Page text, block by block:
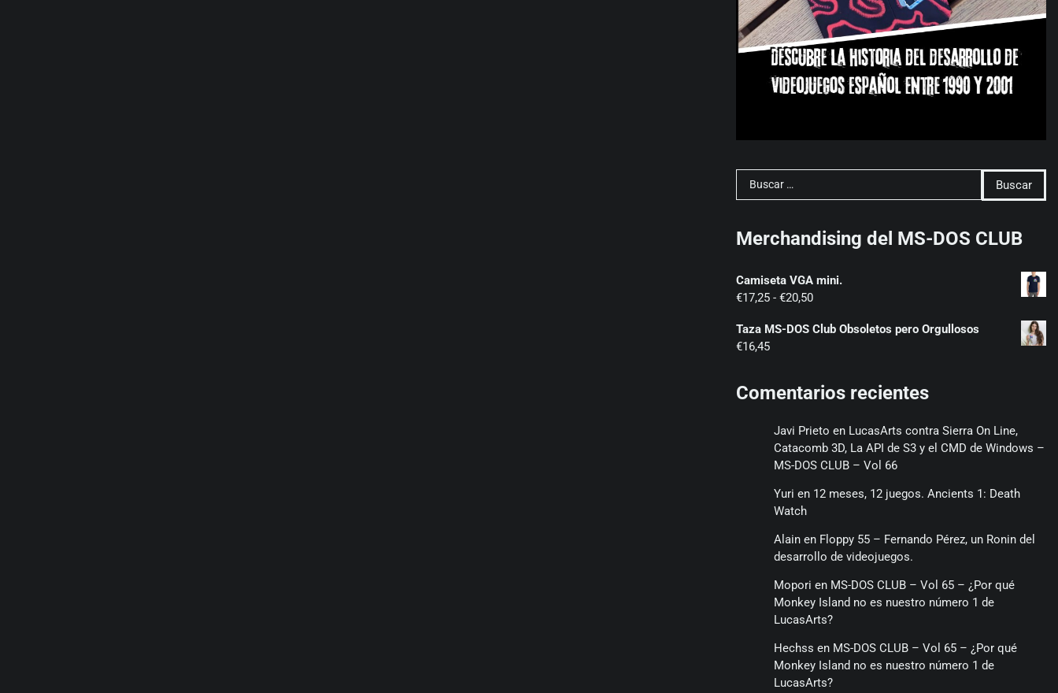
Buscar:
Merchandising del MS-DOS CLUB
Camiseta VGA mini.
€17,25 - €20,50Rango
precios:
hasta
€20,50
Taza MS-DOS Club Obsoletos pero Orgullosos
€16,45
Comentarios recientes
Javi Prieto en LucasArts contra Sierra On Line,
Catacomb 3D, La API de S3 y el CMD de Windows –
MS-DOS CLUB – Vol 66
Yuri en 12 meses, 12 juegos. Ancients 1: Death
Watch
Alainen Floppy 55 – Fernando Pérez, un Ronin del
desarrollo de videojuegos.
Mopori en MS-DOS CLUB – Vol 65 – ¿Por qué
Monkey Island no es nuestro número 1 de
LucasArts?
Hechss en MS-DOS CLUB – Vol 65 – ¿Por qué
Monkey Island no es nuestro número 1 de
LucasArts?